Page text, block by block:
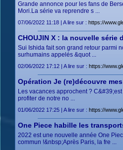
Grande annonce pour les fans de
Mori.La série va reprendre s ...
07/06/2022 11:18 | A lire sur : https://
CHOUJIN X : la nouvelle série
Sui Ishida fait son grand retour parmi
surhumains appelés &quot ...
02/06/2022 17:12 | A lire sur : https://
Opération Je (re)découvre
Les vacances approchent ?
profiter de notre no ...
01/06/2022 17:25 | A lire sur : https://
One Piece habille les
2022 est une nouvelle année One
commun !&nbsp;Après Paris, la fre ...